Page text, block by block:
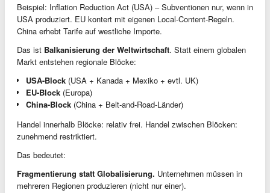
Beispiel: Inflation Reduction Act (USA) – Subventionen nur, wenn in
USA produziert. EU kontert mit eigenen Local-Content-Regeln.
China erhebt Tarife auf westliche Importe.
Das ist Balkanisierung der Weltwirtschaft. Statt einem globalen
Markt entstehen regionale Blöcke:
USA-Block (USA + Kanada + Mexiko + evtl. UK)
EU-Block (Europa)
China-Block (China + Belt-and-Road-Länder)
Handel innerhalb Blöcke: relativ frei. Handel zwischen Blöcken:
zunehmend restriktiert.
Das bedeutet:
Fragmentierung statt Globalisierung. Unternehmen müssen in
mehreren Regionen produzieren (nicht nur einer).